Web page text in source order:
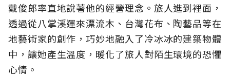
戴俊郎率直地說著他的經營理念。旅人進到裡面，
透過從八掌溪運來漂流木、台灣花布、陶藝品等在
地藝術家的創作，巧妙地融入了冷冰冰的建築物體
中，讓她產生溫度，暖化了旅人對陌生環境的恐懼
心情。